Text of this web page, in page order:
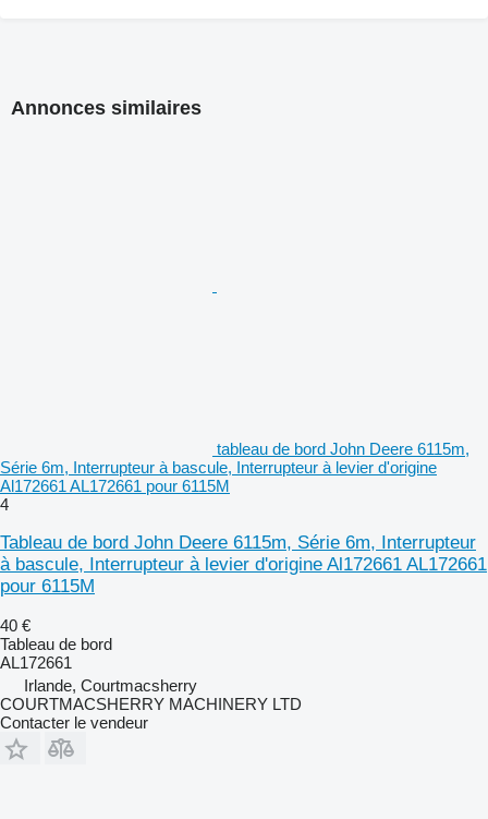
Annonces similaires
tableau de bord John Deere 6115m,
Série 6m, Interrupteur à bascule, Interrupteur à levier d'origine
Al172661 AL172661 pour 6115M
4
Tableau de bord John Deere 6115m, Série 6m, Interrupteur
à bascule, Interrupteur à levier d'origine Al172661 AL172661
pour 6115M
40 €
Tableau de bord
AL172661
Irlande, Courtmacsherry
COURTMACSHERRY MACHINERY LTD
Contacter le vendeur